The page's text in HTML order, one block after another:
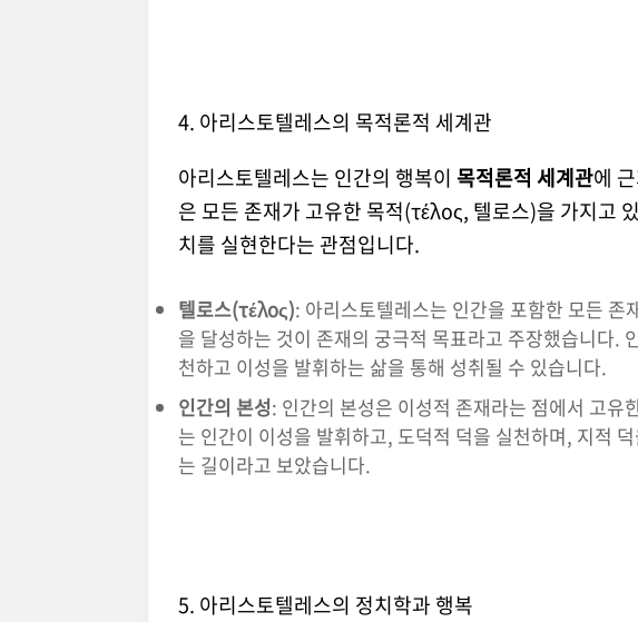
4. 아리스토텔레스의 목적론적 세계관
아리스토텔레스는 인간의 행복이 목적론적 세계관에
은 모든 존재가 고유한 목적(τέλος, 텔로스)을 가지고
치를 실현한다는 관점입니다.
텔로스(τέλος): 아리스토텔레스는 인간을 포함한 모든 존
을 달성하는 것이 존재의 궁극적 목표라고 주장했습니다.
천하고 이성을 발휘하는 삶을 통해 성취될 수 있습니다.
인간의 본성: 인간의 본성은 이성적 존재라는 점에서 고
는 인간이 이성을 발휘하고, 도덕적 덕을 실천하며, 지적
는 길이라고 보았습니다.
5. 아리스토텔레스의 정치학과 행복